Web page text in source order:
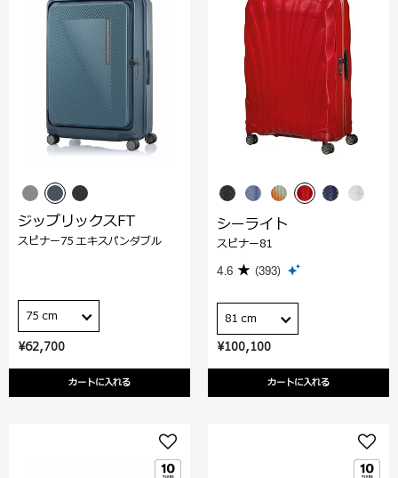
¥62,700
カートに入れる
ジップリックスFT
スピナー75 エキスパンダブル
75 cm
¥100,100
カートに入れる
シーライト
スピナー81
4.6 (393)
81 cm